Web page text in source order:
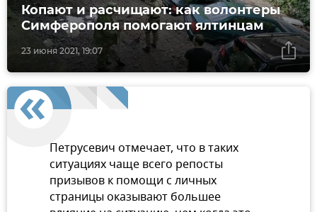
23 июня 2021, 19:07
Копают и расчищают: как волонтеры
Симферополя помогают ялтинцам
Петрусевич отмечает, что в таких
ситуациях чаще всего репосты
призывов к помощи с личных
страницы оказывают большее